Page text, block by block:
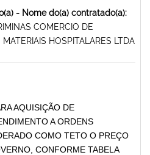
- Nome do(a) contratado(a):
COMERCIO DE
HOSPITALARES LTDA
AQUISIÇÃO DE
A ORDENS
COMO TETO O PREÇO
CONFORME TABELA